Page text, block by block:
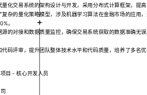
量化交易系统的架构设计与开发，采用分布式计算框架，提
复杂的量化策略模型，涉及机器学习算法在金融市场的应用
。
源的对接和数据质量监控，确保交易系统获取的数据准确无
代码评审，提升团队整体技术水平和代码质量，培养了多名
目 - 核心开发人员